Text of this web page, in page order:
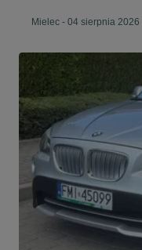
Mielec - 04 sierpnia 2026